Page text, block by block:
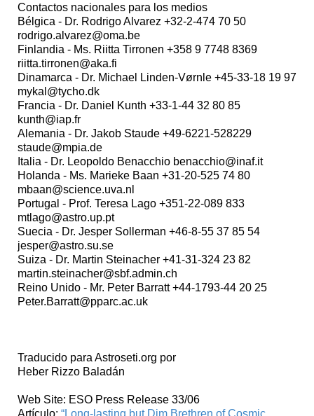
Contactos nacionales para los medios
Bélgica - Dr. Rodrigo Alvarez +32-2-474 70 50
rodrigo.alvarez@oma.be
Finlandia - Ms. Riitta Tirronen +358 9 7748 8369
riitta.tirronen@aka.fi
Dinamarca - Dr. Michael Linden-Vørnle +45-33-18 19 97
mykal@tycho.dk
Francia - Dr. Daniel Kunth +33-1-44 32 80 85
kunth@iap.fr
Alemania - Dr. Jakob Staude +49-6221-528229
staude@mpia.de
Italia - Dr. Leopoldo Benacchio benacchio@inaf.it
Holanda - Ms. Marieke Baan +31-20-525 74 80
mbaan@science.uva.nl
Portugal - Prof. Teresa Lago +351-22-089 833
mtlago@astro.up.pt
Suecia - Dr. Jesper Sollerman +46-8-55 37 85 54
jesper@astro.su.se
Suiza - Dr. Martin Steinacher +41-31-324 23 82
martin.steinacher@sbf.admin.ch
Reino Unido - Mr. Peter Barratt +44-1793-44 20 25
Peter.Barratt@pparc.ac.uk
Traducido para Astroseti.org por
Heber Rizzo Baladán
Web Site: ESO Press Release 33/06
Artículo: “Long-lasting but Dim Brethren of Cosmic